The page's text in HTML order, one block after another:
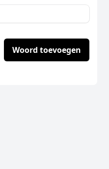
Woord toevoegen